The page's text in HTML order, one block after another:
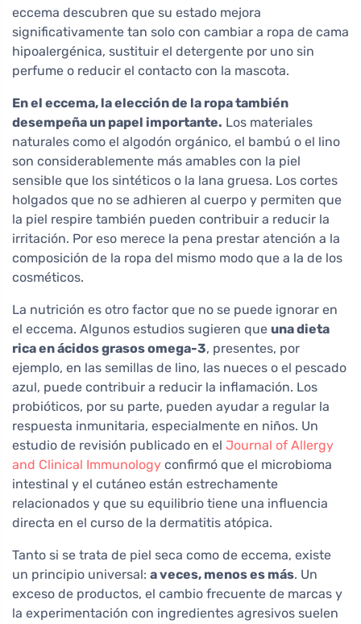
eccema descubren que su estado mejora
significativamente tan solo con cambiar a ropa de cama
hipoalergénica, sustituir el detergente por uno sin
perfume o reducir el contacto con la mascota.
En el eccema, la elección de la ropa también
desempeña un papel importante. Los materiales
naturales como el algodón orgánico, el bambú o el lino
son considerablemente más amables con la piel
sensible que los sintéticos o la lana gruesa. Los cortes
holgados que no se adhieren al cuerpo y permiten que
la piel respire también pueden contribuir a reducir la
irritación. Por eso merece la pena prestar atención a la
composición de la ropa del mismo modo que a la de los
cosméticos.
La nutrición es otro factor que no se puede ignorar en
el eccema. Algunos estudios sugieren que una dieta
rica en ácidos grasos omega-3, presentes, por
ejemplo, en las semillas de lino, las nueces o el pescado
azul, puede contribuir a reducir la inflamación. Los
probióticos, por su parte, pueden ayudar a regular la
respuesta inmunitaria, especialmente en niños. Un
estudio de revisión publicado en el Journal of Allergy
and Clinical Immunology confirmó que el microbioma
intestinal y el cutáneo están estrechamente
relacionados y que su equilibrio tiene una influencia
directa en el curso de la dermatitis atópica.
Tanto si se trata de piel seca como de eccema, existe
un principio universal: a veces, menos es más. Un
exceso de productos, el cambio frecuente de marcas y
la experimentación con ingredientes agresivos suelen